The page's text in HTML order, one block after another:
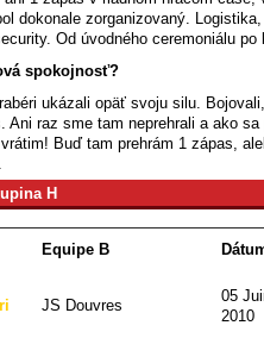
dokonale zorganizovaný.
Od úvodného ceremoniálu po
spokojnosť?
ukázali opäť svoju silu.
Ani raz sme tam neprehrali a ako
Buď tam prehrám 1 zápas,
H
Equipe B
JS Douvres
05
2010